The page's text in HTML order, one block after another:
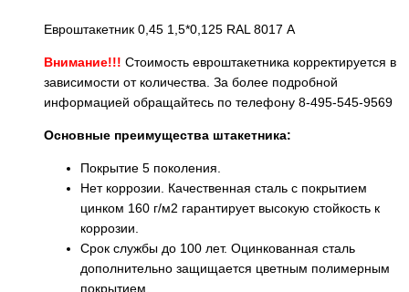
Евроштакетник 0,45 1,5*0,125 RAL 8017 А
Внимание!!! Стоимость евроштакетника корректируется в
зависимости от количества. За более подробной
информацией обращайтесь по телефону 8-495-545-9569
Основные преимущества штакетника:
Покрытие 5 поколения.
Нет коррозии. Качественная сталь с покрытием
цинком 160 г/м2 гарантирует высокую стойкость к
коррозии.
Срок службы до 100 лет. Оцинкованная сталь
дополнительно защищается цветным полимерным
покрытием.